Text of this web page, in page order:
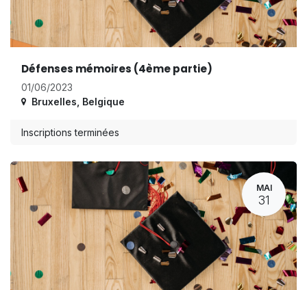
Défenses mémoires (4ème partie)
01/06/2023
Bruxelles Belgique
Inscriptions terminées
MAI
31